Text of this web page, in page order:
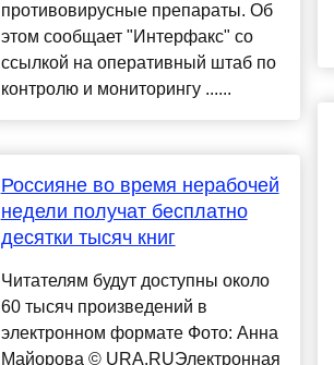
противовирусные препараты. Об
этом сообщает "Интерфакс" со
ссылкой на оперативный штаб по
контролю и мониторингу ......
Россияне во время нерабочей
недели получат бесплатно
десятки тысяч книг
Читателям будут доступны около
60 тысяч произведений в
электронном формате Фото: Анна
Майорова © URA.RUЭлектронная